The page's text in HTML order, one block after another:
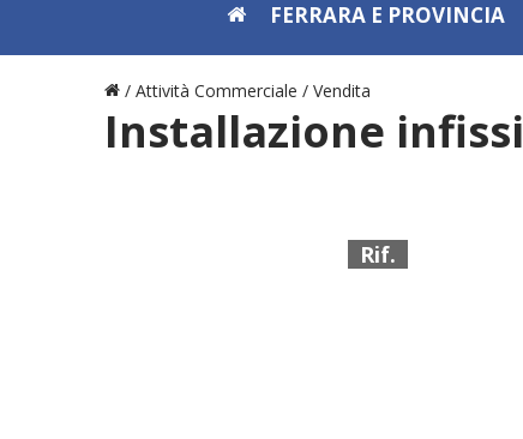
FERRARA E PROVINCIA
/ Attività Commerciale / Vendita
Installazione
Rif.